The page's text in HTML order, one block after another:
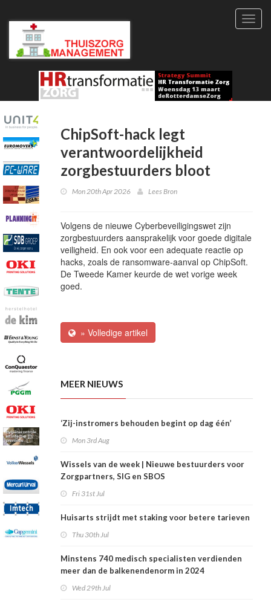
ChipSoft-hack legt
verantwoordelijkheid
zorgbestuurders bloot
Mon 20th Apr 2026 Lees Bron
Volgens de nieuwe Cyberbeveiligingswet zijn
zorgbestuurders aansprakelijk voor goede digitale
veiligheid. En ook voor een adequate reactie op
hacks, zoals de ransomware-aanval op ChipSoft.
De Tweede Kamer keurde de wet vorige week
goed.
» Volledige artikel
MEER NIEUWS
‘Zij-instromers behouden begint op dag één’
Mon 3rd Aug
Wissels van de week | Nieuwe bestuurders voor
Zorgpartners, SIG en SBOS
Fri 31st Jul
Huisarts strijdt met staking voor betere tarieven
Thu 30th Jul
Minstens 740 medisch specialisten verdienden
meer dan de balkenendenorm in 2024
Wed 29th Jul